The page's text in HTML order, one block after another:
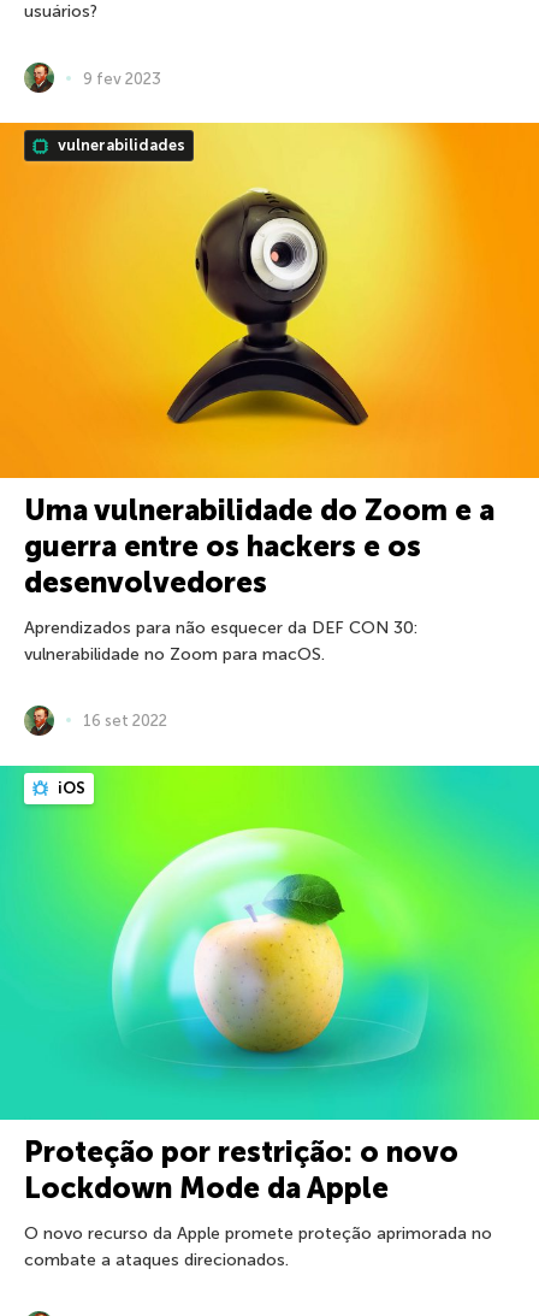
usuários?
9 fev 2023
vulnerabilidades
Uma vulnerabilidade do Zoom e a
guerra entre os hackers e os
desenvolvedores
Aprendizados para não esquecer da DEF CON 30:
vulnerabilidade no Zoom para macOS.
16 set 2022
iOS
Proteção por restrição: o novo
Lockdown Mode da Apple
O novo recurso da Apple promete proteção aprimorada no
combate a ataques direcionados.